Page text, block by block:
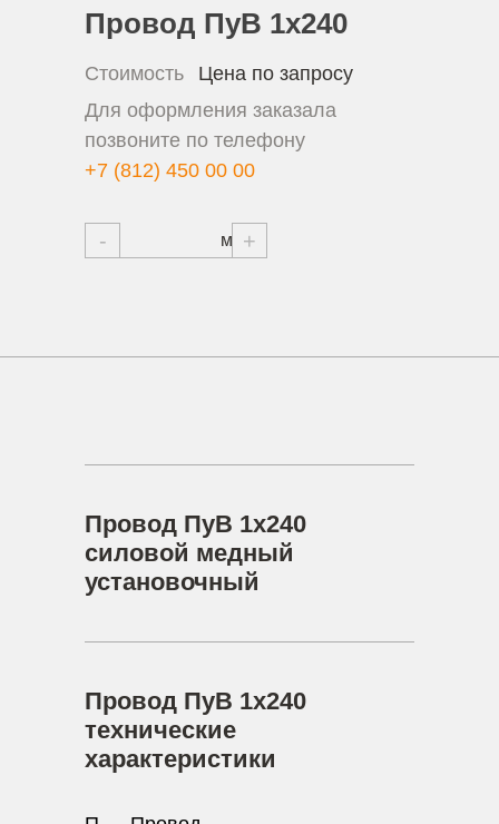
Провод ПуВ 1х240
Стоимость
Цена по запросу
Для оформления заказала
позвоните по телефону
+7 (812) 450 00 00
- +
Провод ПуВ 1х240
силовой медный
установочный
Провод ПуВ 1х240
технические
характеристики